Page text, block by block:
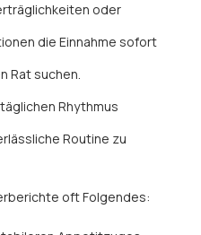
oder
die Einnahme sofort
Rat suchen.
Rhythmus
Routine zu
oft Folgendes: